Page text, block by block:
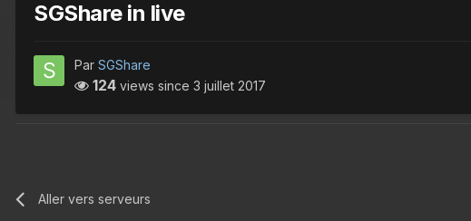
SGShare in live
Par SGShare
124 views since 3 juillet 2017
Aller vers serveurs